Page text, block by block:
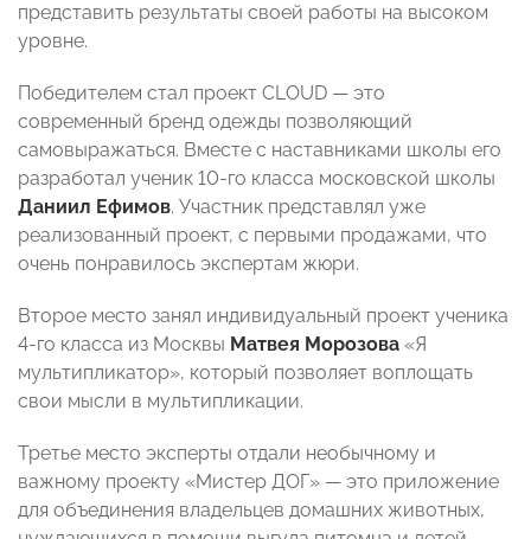
представить результаты своей работы на высоком
уровне.
Победителем стал проект CLOUD — это
современный бренд одежды позволяющий
самовыражаться. Вместе с наставниками школы его
разработал ученик 10-го класса московской школы
Даниил Ефимов. Участник представлял уже
реализованный проект, с первыми продажами, что
очень понравилось экспертам жюри.
Второе место занял индивидуальный проект ученика
4-го класса из Москвы Матвея Морозова «Я
мультипликатор», который позволяет воплощать
свои мысли в мультипликации.
Третье место эксперты отдали необычному и
важному проекту «Мистер ДОГ» — это приложение
для объединения владельцев домашних животных,